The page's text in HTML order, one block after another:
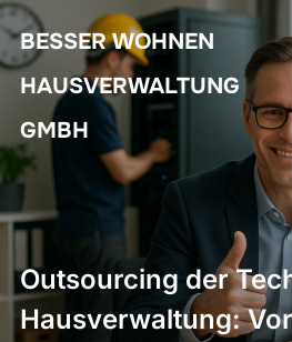
Zum
Inhalt
springen
BESSER WOHNEN
HAUSVERWALTUNG
GMBH
Outsourcing der
Hausverwaltung: